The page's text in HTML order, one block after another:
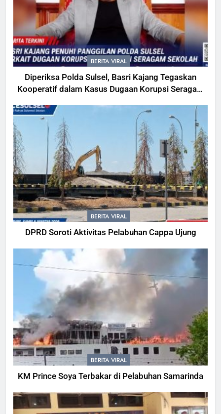
BERITA VIRAL
Diperiksa Polda Sulsel, Basri Kajang Tegaskan
Kooperatif dalam Kasus Dugaan Korupsi Seragam
BERITA VIRAL
DPRD Soroti Aktivitas Pelabuhan Cappa Ujung
BERITA VIRAL
KM Prince Soya Terbakar di Pelabuhan Samarinda